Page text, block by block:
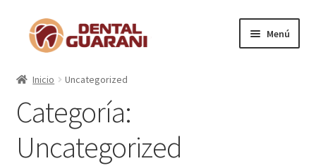
Menú
Inicio
Blogs
Nosotros
Inicio Uncategorized
Categoría:
Uncategorized